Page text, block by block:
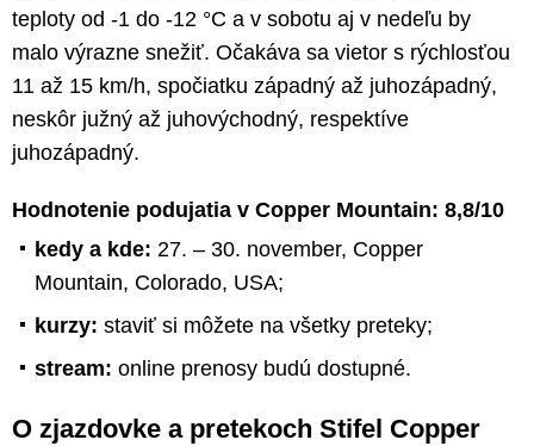
teploty od -1 do -12 °C a v sobotu aj v nedeľu by
malo výrazne snežiť. Očakáva sa vietor s rýchlosťou
11 až 15 km/h, spočiatku západný až juhozápadný,
neskôr južný až juhovýchodný, respektíve
juhozápadný.
Hodnotenie podujatia v Copper Mountain: 8,8/10
kedy a kde: 27. – 30. november, Copper
Mountain, Colorado, USA;
kurzy: staviť si môžete na všetky preteky;
stream: online prenosy budú dostupné.
O zjazdovke a pretekoch Stifel Copper